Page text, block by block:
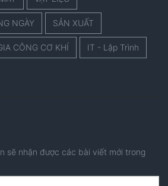
NGÀY SẢN XUẤT
CÔNG CƠ KHÍ IT - Lập Trình
sẽ nhận được các bài viết mới trong